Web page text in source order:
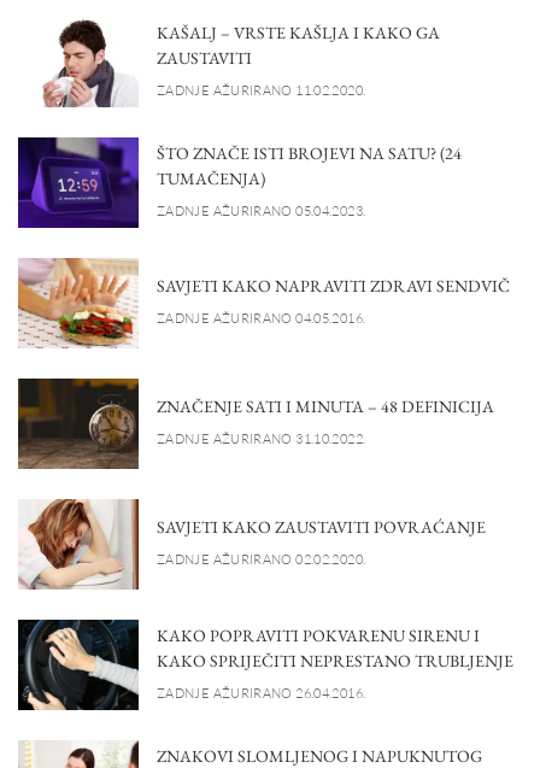
KAŠALJ – VRSTE KAŠLJA I KAKO GA
ZAUSTAVITI
ZADNJE AŽURIRANO 11.02.2020.
ŠTO ZNAČE ISTI BROJEVI NA SATU? (24
TUMAČENJA)
ZADNJE AŽURIRANO 05.04.2023.
SAVJETI KAKO NAPRAVITI ZDRAVI SENDVIČ
ZADNJE AŽURIRANO 04.05.2016.
ZNAČENJE SATI I MINUTA – 48 DEFINICIJA
ZADNJE AŽURIRANO 31.10.2022.
SAVJETI KAKO ZAUSTAVITI POVRAĆANJE
ZADNJE AŽURIRANO 02.02.2020.
KAKO POPRAVITI POKVARENU SIRENU I
KAKO SPRIJEČITI NEPRESTANO TRUBLJENJE
ZADNJE AŽURIRANO 26.04.2016.
ZNAKOVI SLOMLJENOG I NAPUKNUTOG